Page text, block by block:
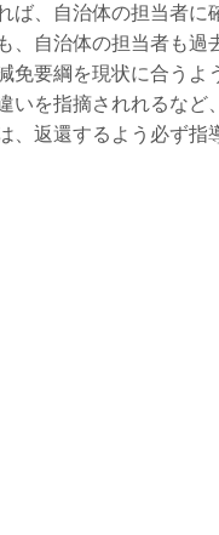
ば、自治体の担当者
、自治体の担当者も
免要綱を現状に合う
いを指摘されれるな
、返還するよう必ず指